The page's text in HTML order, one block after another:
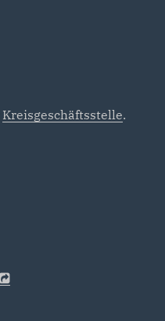
Kreisgeschäftsstelle.